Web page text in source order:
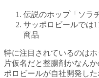
伝説のホップ「ソラ
サッポロビールでは
商品
特に注目されているのは
片仮名だと整腸剤かなん
ポロビールが自社開発した